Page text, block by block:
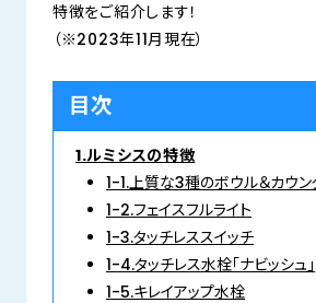
特徴をご紹介します！
（※2023年11月現在）
目次
1.ルミシスの特徴
1-1.上質な3種のボウル＆カウン
1-2.フェイスフルライト
1-3.タッチレススイッチ
1-4.タッチレス水栓「ナビッシュ」
1-5.キレイアップ水栓